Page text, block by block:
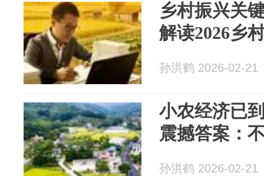
乡村振兴关
解读2026乡
孙洪鹤 2026-02-21
小农经济已
震撼答案：
孙洪鹤 2026-02-21